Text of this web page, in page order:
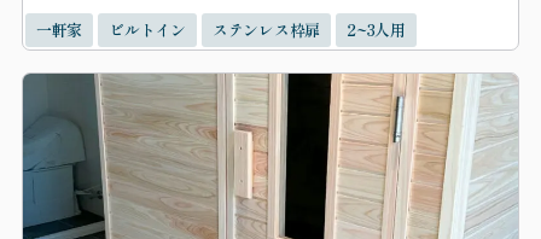
一軒家 ビルトイン ステンレス枠扉 2~3人用